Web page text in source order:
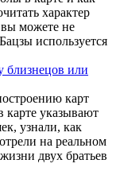
характер
вы можете не
используется
близнецов или
карт
карте указывают
узнали, как
на реальном
двух братьев